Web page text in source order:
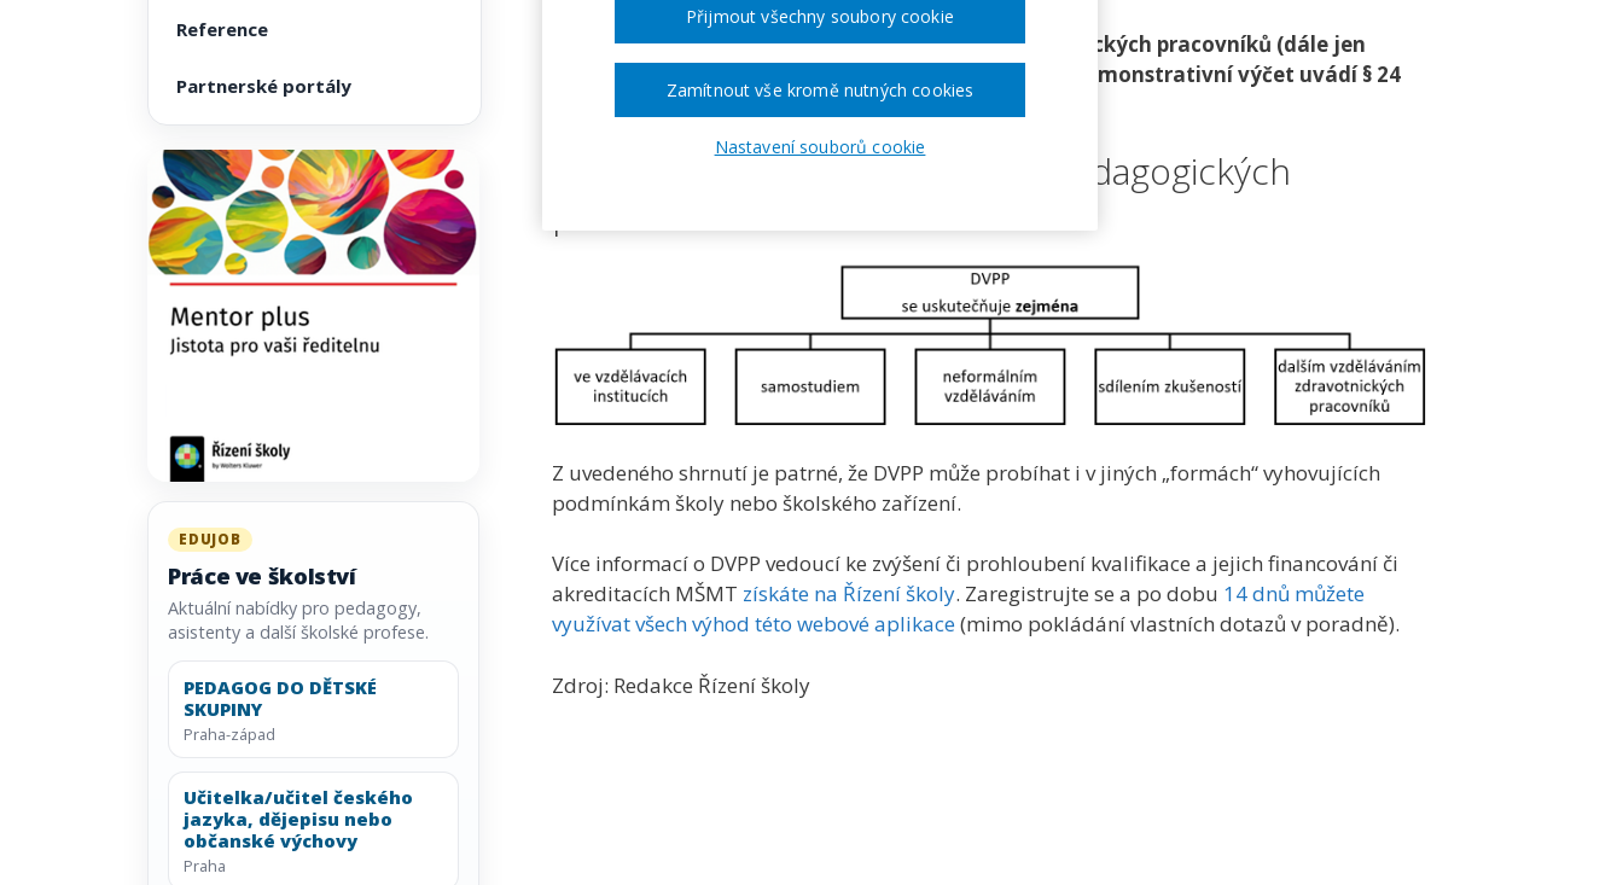
S účinností od 1. 9. 2023 se další vzdělávání pedagogických pracovníků (dále jen
„DVPP“) realizuje prostřednictvím „forem“, jejichž demonstrativní výčet uvádí § 24
odst. 4 zákona o pedagogických pracovnících.
„Formy“ DVPP podle zákona o pedagogických
Z uvedeného shrnutí je patrné, že DVPP může probíhat i v jiných „formách“ vyhovujících
podmínkám školy nebo školského zařízení.
Více informací o DVPP vedoucí ke zvýšení či prohloubení kvalifikace a jejich financování či
akreditacích MŠMT získáte na Řízení školy. Zaregistrujte se a po dobu 14 dnů můžete
využívat všech výhod této webové aplikace(mimo pokládání vlastních dotazů v poradně).
Zdroj: Redakce Řízení školy
Reference
Partnerské portály
EDUJOB
Práce ve školství
Aktuální nabídky pro pedagogy,
asistenty a další školské profese.
PEDAGOG DO DĚTSKÉ
SKUPINY
Praha-západ
Učitelka/učitel českého
jazyka, dějepisu nebo
občanské výchovy
Praha
Nastavení souborů cookie
Zamítnout vše kromě nutných cookies
Přijmout všechny soubory cookie